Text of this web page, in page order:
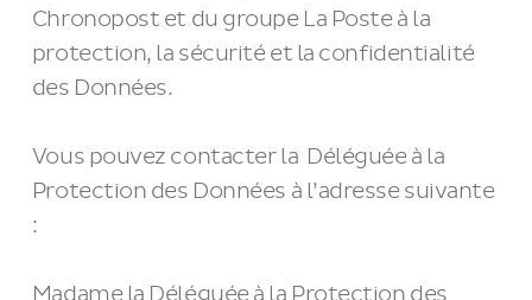
Chronopost et du groupe La Poste à la
protection, la sécurité et la confidentialité
des Données.
Vous pouvez contacter la Déléguée à la
Protection des Données à l’adresse suivante
:
Madame la Déléguée à la Protection des